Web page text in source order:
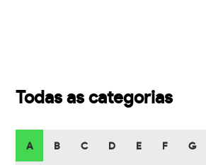
Todas as categorias
A B C D E F G